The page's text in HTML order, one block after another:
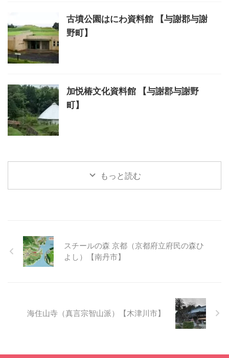
古墳公園はにわ資料館 【与謝郡与謝
野町】
加悦椿文化資料館 【与謝郡与謝野
町】
もっと読む
スチールの森 京都（京都府立府民の森ひ
よし）【南丹市】
海住山寺（真言宗智山派）【木津川市】